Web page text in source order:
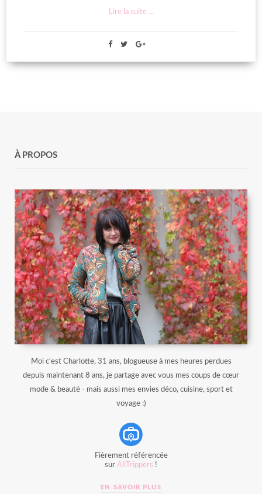
Lire la suite ...
À PROPOS
Moi c'est Charlotte, 31 ans, blogueuse à mes heures perdues
depuis maintenant 8 ans, je partage avec vous mes coups de cœur
mode & beauté - mais aussi mes envies déco, cuisine, sport et
voyage :)
Fièrement référencée
sur AllTrippers !
EN SAVOIR PLUS